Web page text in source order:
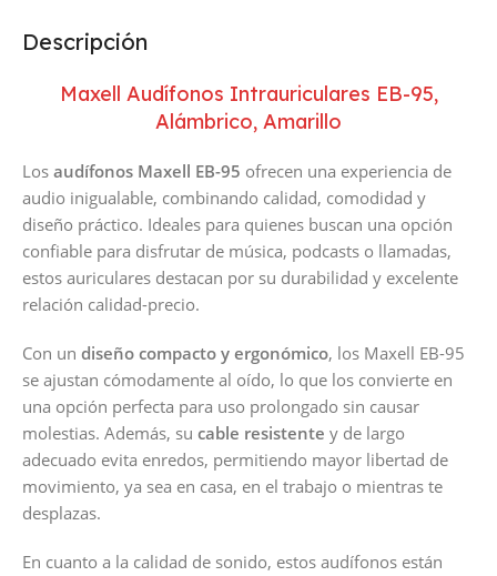
Descripción
Maxell Audífonos Intrauriculares EB-95,
Alámbrico, Amarillo
Los audífonos Maxell EB-95 ofrecen una experiencia de
audio inigualable, combinando calidad, comodidad y
diseño práctico. Ideales para quienes buscan una opción
confiable para disfrutar de música, podcasts o llamadas,
estos auriculares destacan por su durabilidad y excelente
relación calidad-precio.
Con un diseño compacto y ergonómico, los Maxell EB-95
se ajustan cómodamente al oído, lo que los convierte en
una opción perfecta para uso prolongado sin causar
molestias. Además, su cable resistente y de largo
adecuado evita enredos, permitiendo mayor libertad de
movimiento, ya sea en casa, en el trabajo o mientras te
desplazas.
En cuanto a la calidad de sonido, estos audífonos están